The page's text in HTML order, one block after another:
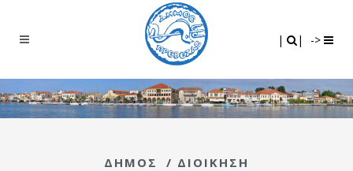
| | ->
ΔΗΜΟΣ / ΔΙΟΙΚΗΣΗ